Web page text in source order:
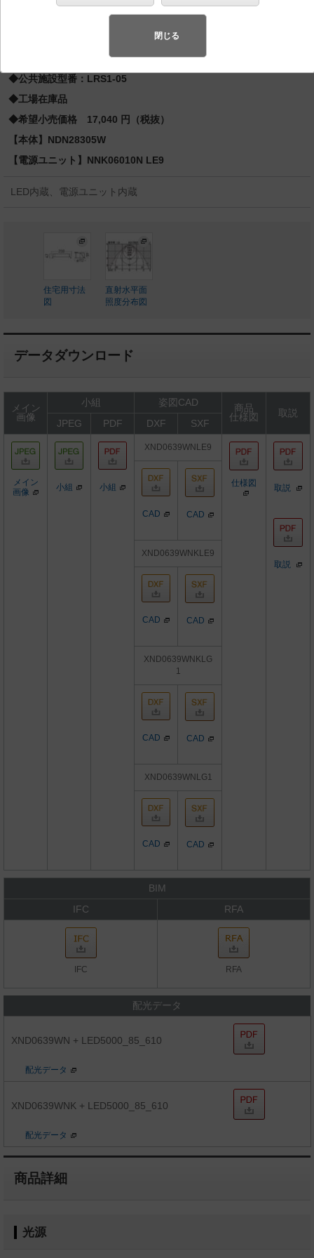
（長寿命・省電力のLEDを主照明にした、高品
質、快適性、先進性を備えた商品群です。）※LEDを中心とする次世
◆公共施設型番：LRS1-05
◆工場在庫品
◆希望小売価格 17,040 円（税抜）
【本体】NDN28305W
【電源ユニット】NNK06010N LE9
LED内蔵、電源ユニット内蔵
住宅用寸法
図
直射水平面
照度分布図
データダウンロード
メイン
画像
小組 姿図CAD
商品
仕様図
取説
JPEG
PDF DXF SXF
メイン
画像
小組 小組
XND0639WNLE9
仕様図 取説
取説
CAD CAD
XND0639WNKLE9
CAD CAD
XND0639WNKLG
1
CAD CAD
XND0639WNLG1
CAD CAD
BIM
IFC
RFA
IFC RFA
配光データ
XND0639WN + LED5000_85_610
配光データ
XND0639WNK + LED5000_85_610
配光データ
商品詳細
光源
閉じる